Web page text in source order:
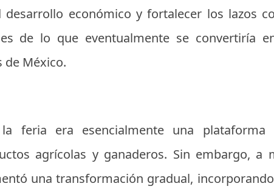
económico y fortalecer los lazos
de lo que eventualmente se convertiría
de México.
feria era esencialmente una
agrícolas y ganaderos. Sin embargo, a
una transformación gradual,